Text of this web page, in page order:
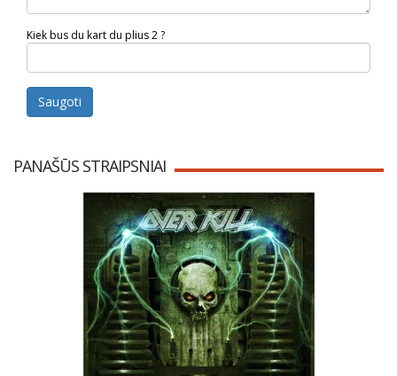
Kiek bus du kart du plius 2 ?
Saugoti
PANAŠŪS STRAIPSNIAI